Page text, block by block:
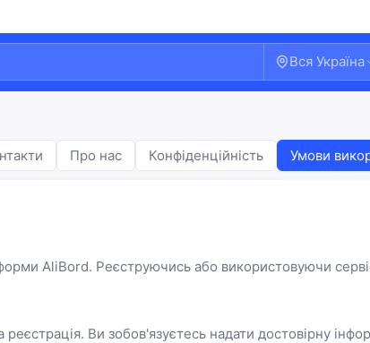
Вся Україна
Про нас Конфіденційність Умови
AliBord. Реєструючись або використовуючи
Ви зобов'язуєтесь надати достовірну